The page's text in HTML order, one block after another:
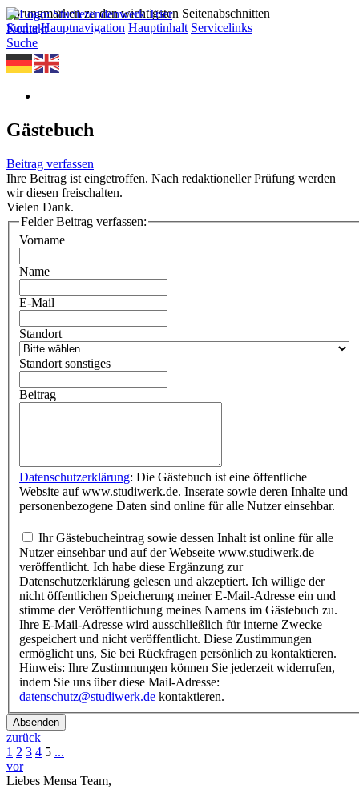
Sprungmarken zu den wichtigsten Seitenabschnitten
Suche Hauptnavigation Hauptinhalt Servicelinks
Kontakt
Suche
Gästebuch
Beitrag verfassen
Ihre Beitrag ist eingetroffen. Nach redaktioneller Prüfung werden
wir diesen freischalten.
Vielen Dank.
Felder Beitrag verfassen:
Vorname
Name
E-Mail
Standort
Standort sonstiges
Beitrag
Datenschutzerklärung: Die Gästebuch ist eine öffentliche
Website auf www.studiwerk.de. Inserate sowie deren Inhalte und
personenbezogene Daten sind online für alle Nutzer einsehbar.
Ihr Gästebucheintrag sowie dessen Inhalt ist online für alle
Nutzer einsehbar und auf der Webseite www.studiwerk.de
veröffentlicht. Ich habe diese Ergänzung zur
Datenschutzerklärung gelesen und akzeptiert. Ich willige der
nicht öffentlichen Speicherung meiner E-Mail-Adresse ein und
stimme der Veröffentlichung meines Namens im Gästebuch zu.
Ihre E-Mail-Adresse wird ausschließlich für interne Zwecke
gespeichert und nicht veröffentlicht. Diese Zustimmungen
ermöglicht uns, Sie bei Rückfragen persönlich zu kontaktieren.
Hinweis: Ihre Zustimmungen können Sie jederzeit widerrufen,
indem Sie uns über diese Mail-Adresse:
datenschutz@studiwerk.de kontaktieren.
Absenden
zurück
1 2 3 4 5 ...
vor
Liebes Mensa Team,